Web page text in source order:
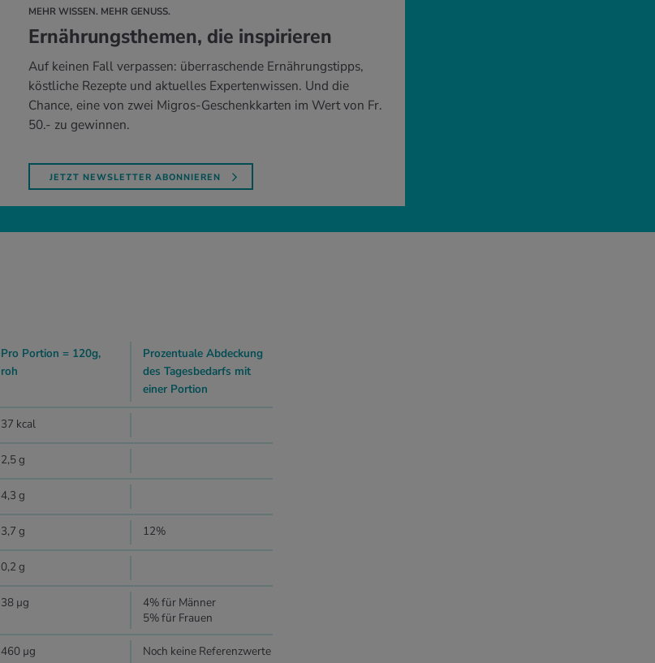
MEHR WISSEN. MEHR GENUSS.
Ernährungsthemen, die inspirieren
Auf keinen Fall verpassen: überraschende Ernährungstipps,
köstliche Rezepte und aktuelles Expertenwissen. Und die
Chance, eine von zwei Migros-Geschenkkarten im Wert von Fr.
50.- zu gewinnen.
JETZT NEWSLETTER ABONNIEREN
Pro Portion = 120g,
roh
Prozentuale Abdeckung
des Tagesbedarfs mit
einer Portion
37 kcal
2,5 g
4,3 g
3,7 g 12%
0,2 g
38 µg
4% für Männer
5% für Frauen
460 µg Noch keine Referenzwerte